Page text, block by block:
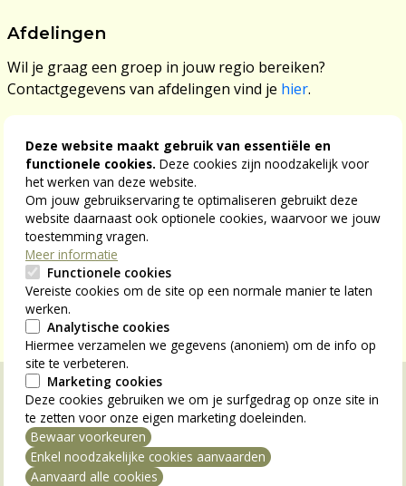
Afdelingen
Wil je graag een groep in jouw regio bereiken?
Contactgegevens van afdelingen vind je hier.
Heb je een melding over de werking van S-Plus? Het
landelijk secretariaat behandelt deze meldingen of
klachten. Dat kan viadit klachtenformulier.
WIL JE GRAAG NOG IETS MELDEN?
CONTACTEER ONS VIA DIT
FORMULIER
E-mail
Naam afzender
Deze website maakt gebruik van essentiële en
functionele cookies. Deze cookies zijn noodzakelijk voor
het werken van deze website.
Om jouw gebruikservaring te optimaliseren gebruikt deze
website daarnaast ook optionele cookies, waarvoor we jouw
toestemming vragen.
Meer informatie
Functionele cookies
Vereiste cookies om de site op een normale manier te laten
werken.
Analytische cookies
Hiermee verzamelen we gegevens (anoniem) om de info op
site te verbeteren.
Marketing cookies
Deze cookies gebruiken we om je surfgedrag op onze site in
te zetten voor onze eigen marketing doeleinden.
Bewaar voorkeuren
Enkel noodzakelijke cookies aanvaarden
Aanvaard alle cookies
intrekken